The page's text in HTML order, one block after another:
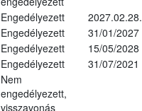
Engedélyezett
2027.02.28.
Engedélyezett
31/01/2027
Engedélyezett
15/05/2028
Engedélyezett 31/07/2021
Nem
engedélyezett,
visszavonás